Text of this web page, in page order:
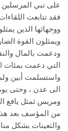
على نبي المرسلين
فقد تتابعت
ووجهائها الذين
ويمثلون القوة
ودعمت بالمال
التي دعمت بمئات
واستسلمت أبين
الى عدن ، وحتى
ومريس ثمثل يافع
من المؤسف بعد
والتعينات بشكل